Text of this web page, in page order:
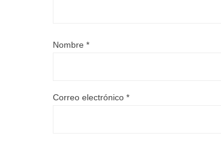
Nombre *
Correo electrónico *